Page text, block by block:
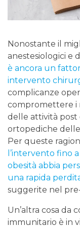
Nonostante il
anestesiologici e
è ancora un
intervento
complicanze
compromettere i
delle attività post
ortopediche
Per queste
l’intervento fino
obesità abbia
una rapida
suggerite nel
Un’altra cosa da
immunitario è in